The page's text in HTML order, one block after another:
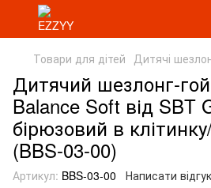
Товари для дітей Дитячі
Дитячий шезлонг-
Balance Soft від SBT
бірюзовий в
(BBS-03-00)
Артикул: BBS-03-00 Написати відгук